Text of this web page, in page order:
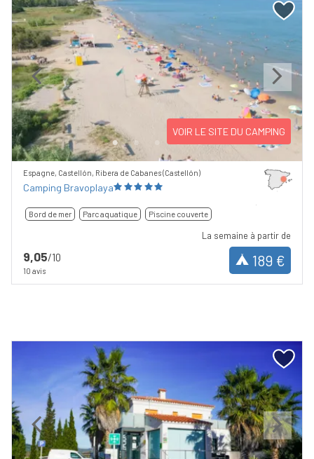
Previous Next
VOIR LE SITE DU CAMPING
Espagne, Castellón, Ribera de Cabanes (Castellón)
Camping Bravoplaya
Bord de mer Parc aquatique Piscine couverte
9,05/10
10 avis
La semaine à partir de
189 €
Previous Next